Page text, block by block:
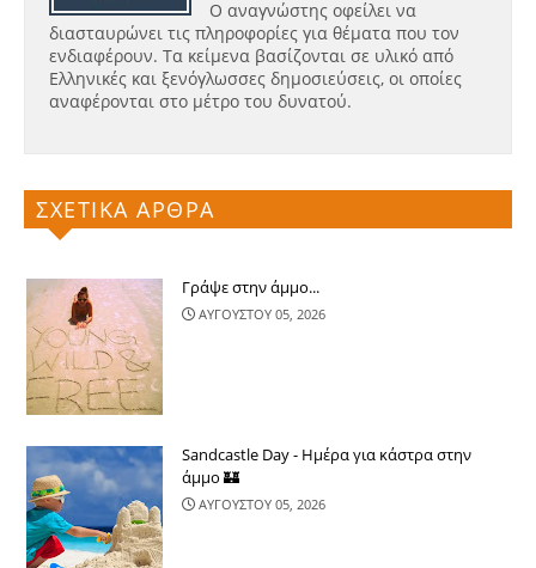
Ο αναγνώστης οφείλει να
διασταυρώνει τις πληροφορίες για θέματα που τον
ενδιαφέρουν. Τα κείμενα βασίζονται σε υλικό από
Ελληνικές και ξενόγλωσσες δημοσιεύσεις, οι οποίες
αναφέρονται στο μέτρο του δυνατού.
ΣΧΕΤΙΚΑ ΑΡΘΡΑ
Γράψε στην άμμο...
ΑΥΓΟΥΣΤΟΥ 05, 2026
Sandcastle Day - Ημέρα για κάστρα στην
άμμο 🏰
ΑΥΓΟΥΣΤΟΥ 05, 2026